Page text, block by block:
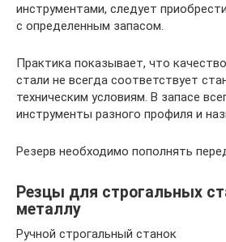
инструментами, следует
с определенным запасом.
Практика показывает, что
стали не всегда соответствует
техническим условиям. В запасе
инструменты разного профиля и
Резерв необходимо пополнять
Резцы для строгальных
металлу
Ручной строгальный станок